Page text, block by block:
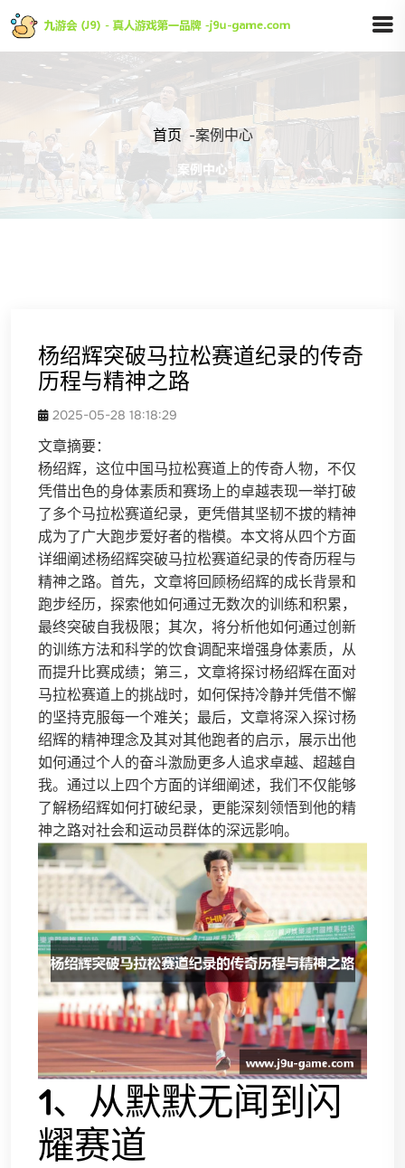
首页 -案例中心
杨绍辉突破马拉松赛道纪录的传奇
历程与精神之路
2025-05-28 18:18:29
文章摘要：
杨绍辉，这位中国马拉松赛道上的传奇人物，不仅
凭借出色的身体素质和赛场上的卓越表现一举打破
了多个马拉松赛道纪录，更凭借其坚韧不拔的精神
成为了广大跑步爱好者的楷模。本文将从四个方面
详细阐述杨绍辉突破马拉松赛道纪录的传奇历程与
精神之路。首先，文章将回顾杨绍辉的成长背景和
跑步经历，探索他如何通过无数次的训练和积累，
最终突破自我极限；其次，将分析他如何通过创新
的训练方法和科学的饮食调配来增强身体素质，从
而提升比赛成绩；第三，文章将探讨杨绍辉在面对
马拉松赛道上的挑战时，如何保持冷静并凭借不懈
的坚持克服每一个难关；最后，文章将深入探讨杨
绍辉的精神理念及其对其他跑者的启示，展示出他
如何通过个人的奋斗激励更多人追求卓越、超越自
我。通过以上四个方面的详细阐述，我们不仅能够
了解杨绍辉如何打破纪录，更能深刻领悟到他的精
神之路对社会和运动员群体的深远影响。
1、从默默无闻到闪
耀赛道